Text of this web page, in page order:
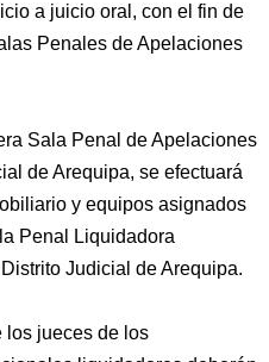
a juicio oral, con el fin de
Penales de Apelaciones
Sala Penal de Apelaciones
de Arequipa, se efectuará
y equipos asignados
Penal Liquidadora
Judicial de Arequipa.
los jueces de los